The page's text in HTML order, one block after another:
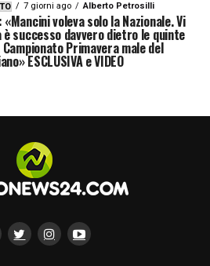
7 giorni ago Alberto Petrosilli
voleva solo la Nazionale. Vi
è successo davvero dietro le quinte
Campionato Primavera male del
ESCLUSIVA e VIDEO